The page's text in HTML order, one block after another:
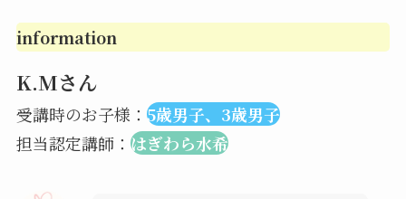
information
K.Mさん
受講時のお子様： 5歳男子、3歳男子
担当認定講師： はぎわら水希